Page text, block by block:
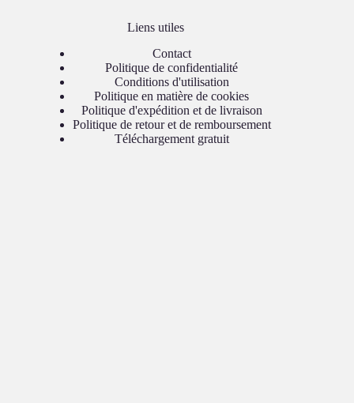
Liens utiles
Contact
Politique de confidentialité
Conditions d'utilisation
Politique en matière de cookies
Politique d'expédition et de livraison
Politique de retour et de remboursement
Téléchargement gratuit